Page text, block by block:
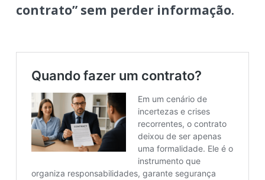
contrato” sem perder informação.